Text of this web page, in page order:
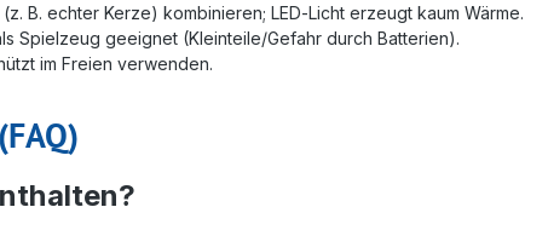
B. echter Kerze) kombinieren; LED‑Licht erzeugt kaum Wärme.
Spielzeug geeignet (Kleinteile/Gefahr durch Batterien).
im Freien verwenden.